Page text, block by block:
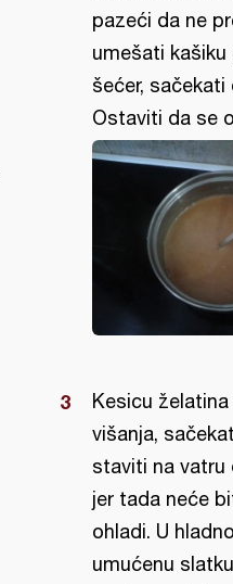
pazeći da ne
umešati
šećer,
Ostaviti da se
Kesicu
višanja,
staviti na vatru
jer tada neće
ohladi. U
umućenu